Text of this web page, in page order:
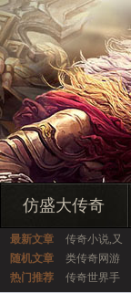
仿盛大传奇
最新文章 传奇小说,又
随机文章
类传奇网游
热门推荐
传奇世界手